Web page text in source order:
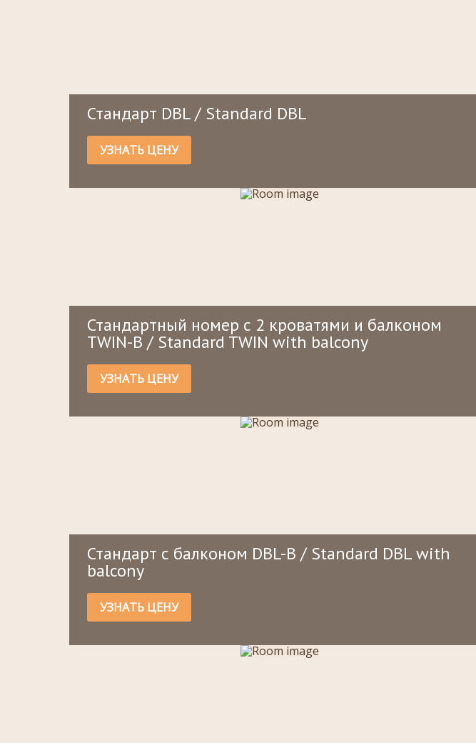
Стандарт DBL / Standard DBL
УЗНАТЬ ЦЕНУ
Стандартный номер с 2 кроватями и балконом
TWIN-B / Standard TWIN with balcony
УЗНАТЬ ЦЕНУ
Стандарт с балконом DBL-B / Standard DBL with
balcony
УЗНАТЬ ЦЕНУ